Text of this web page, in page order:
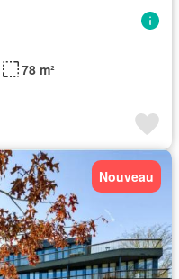
78 m²
Nouveau